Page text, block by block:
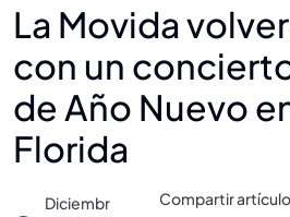
La Movida
con un
de Año Nuevo
Florida
Diciembr
Compartir